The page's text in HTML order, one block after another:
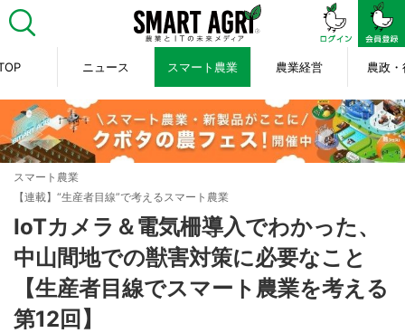
ニュース スマート農業 農業経営 農政・
スマート農業
【連載】“生産者目線”で考えるスマート農業
IoTカメラ＆電気柵導入でわかった、
中山間地での獣害対策に必要なこと
【生産者目線でスマート農業を考える
第12回】